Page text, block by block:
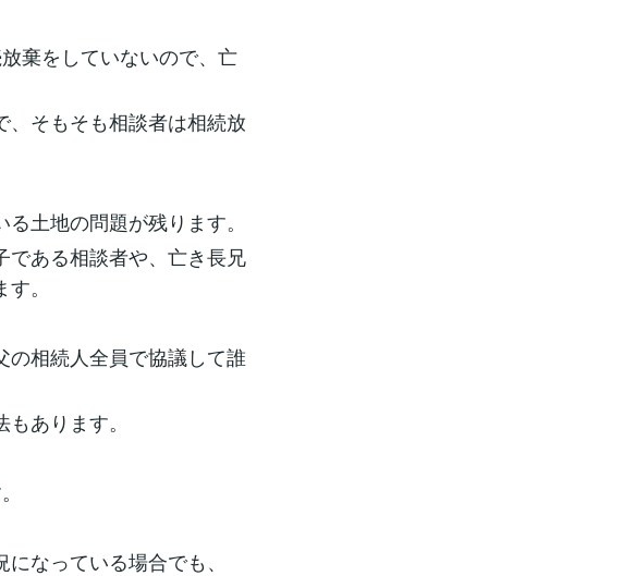
棄をしていないので、亡
そもそも相談者は相続放
土地の問題が残ります。
である相談者や、亡き長兄
。
の相続人全員で協議して誰
あります。
なっている場合でも、